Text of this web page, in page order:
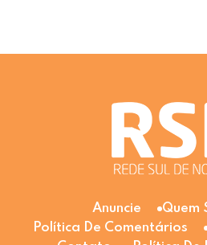
Anuncie
Quem
Política De Comentários